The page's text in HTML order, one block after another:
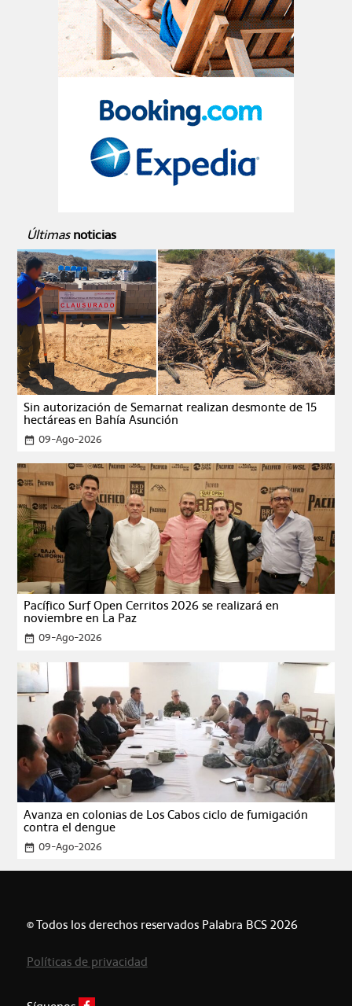
Últimas noticias
Sin autorización de Semarnat realizan desmonte de 15
hectáreas en Bahía Asunción
date_range 09-Ago-2026
Pacífico Surf Open Cerritos 2026 se realizará en
noviembre en La Paz
date_range 09-Ago-2026
Avanza en colonias de Los Cabos ciclo de fumigación
contra el dengue
date_range 09-Ago-2026
© Todos los derechos reservados Palabra BCS 2026
Políticas de privacidad